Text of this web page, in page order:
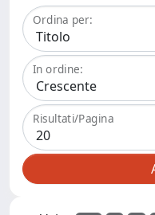
Ordina per:
In ordine:
Risultati/Pagina